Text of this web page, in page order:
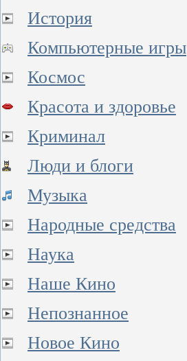
История
Компьютерные игры
Космос
Красота и здоровье
Криминал
Люди и блоги
Музыка
Народные средства
Наука
Наше Кино
Непознанное
Новое Кино